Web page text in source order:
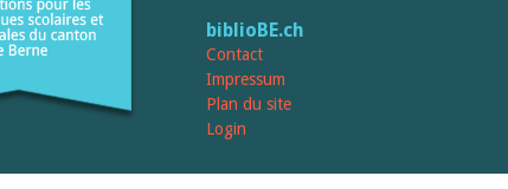
biblioBE.ch
Contact
Impressum
Plan du site
Login